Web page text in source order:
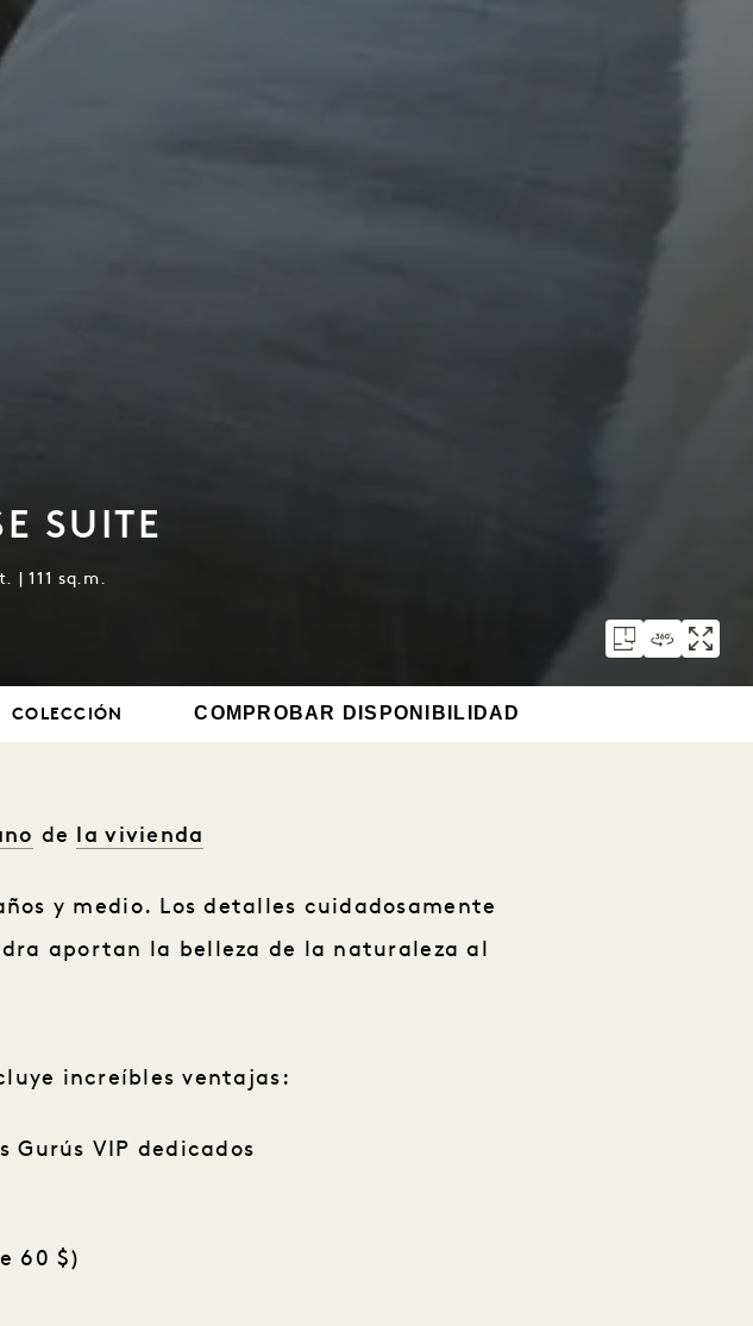
SUITE
| 111 sq.m.
COLECCIÓN COMPROBAR DISPONIBILIDAD
de la vivienda
y medio. Los detalles cuidadosamente
aportan la belleza de la naturaleza al
increíbles ventajas:
Gurús VIP dedicados
60 $)